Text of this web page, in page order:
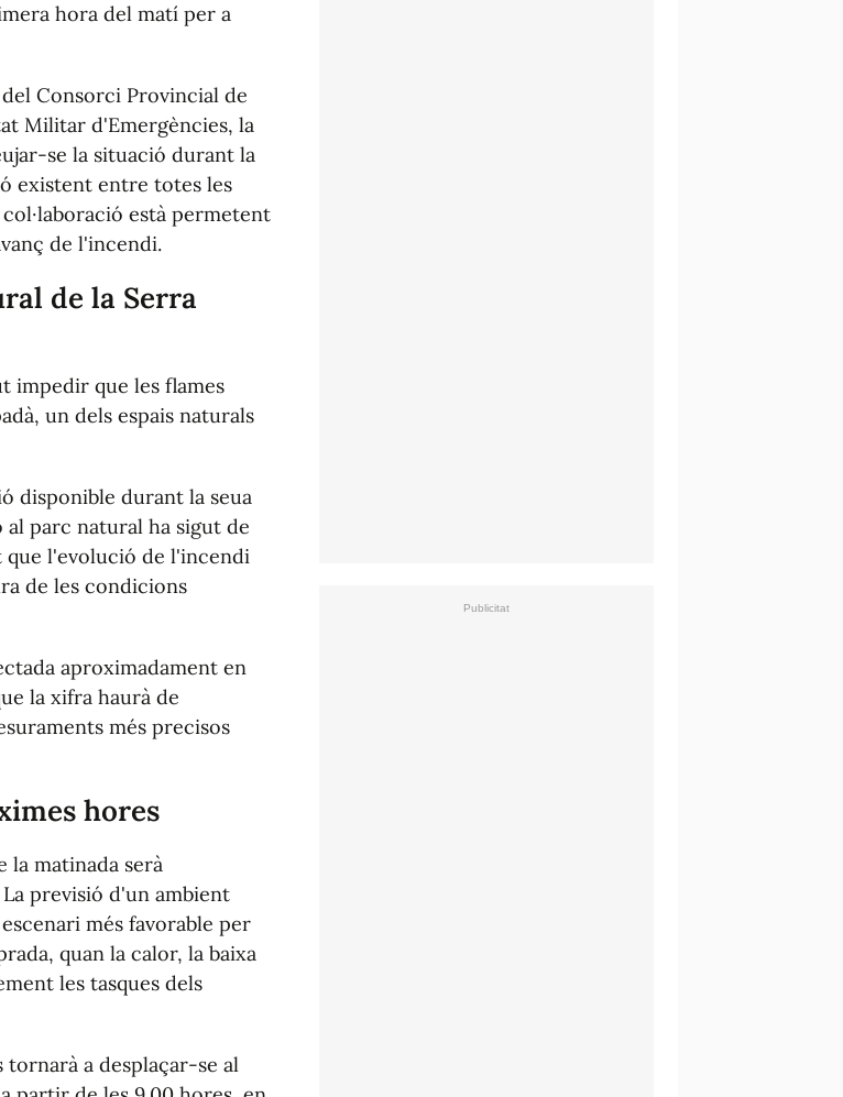
hora del matí per a
Consorci Provincial de
Militar d'Emergències, la
se la situació durant la
existent entre totes les
està permetent
de l'incendi.
de la Serra
impedir que les flames
un dels espais naturals
disponible durant la seua
parc natural ha sigut de
l'evolució de l'incendi
de les condicions
aproximadament en
la xifra haurà de
més precisos
hores
la matinada serà
previsió d'un ambient
més favorable per
quan la calor, la baixa
les tasques dels
a desplaçar-se al